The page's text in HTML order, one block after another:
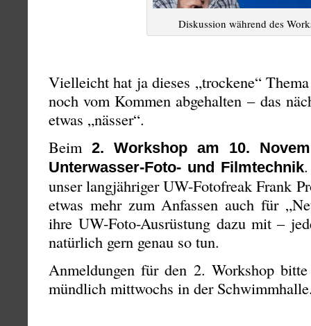
Diskussion während des
Vielleicht hat ja dieses „trockene“
noch vom Kommen abgehalten – das
etwas „nässer“.
Beim 2. Workshop am 10.
Unterwasser-Foto- und Filmtechnik
unser langjähriger UW-Fotofreak Frank
etwas mehr zum Anfassen auch für
ihre UW-Foto-Ausrüstung dazu mit –
natürlich gern genau so tun.
Anmeldungen für den 2. Workshop
mündlich mittwochs in der